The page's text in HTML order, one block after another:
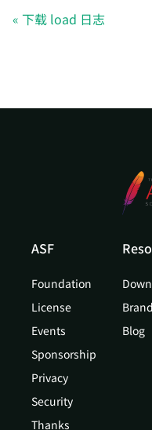
下载 load 日志
ASF
Foundation
License
Events
Sponsorship
Privacy
Security
Thanks
Blog